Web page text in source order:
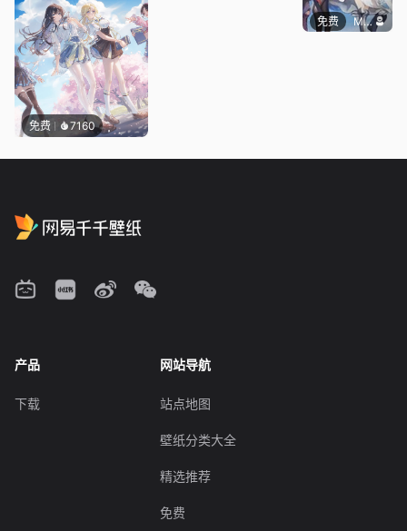
免费 7160
免费 Mackenizer
产品
下载
网站导航
站点地图
壁纸分类大全
精选推荐
免费